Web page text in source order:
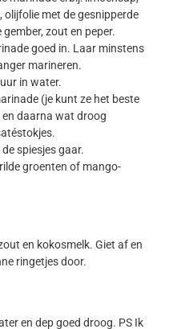
met de gesnipperde
zout en peper.
goed in. Laar minstens
marineren.
in water.
(je kunt ze het beste
en daarna wat droog
spiesjes gaar.
groenten of mango-
en kokosmelk. Giet af en
ringetjes door.
en dep goed droog. PS Ik